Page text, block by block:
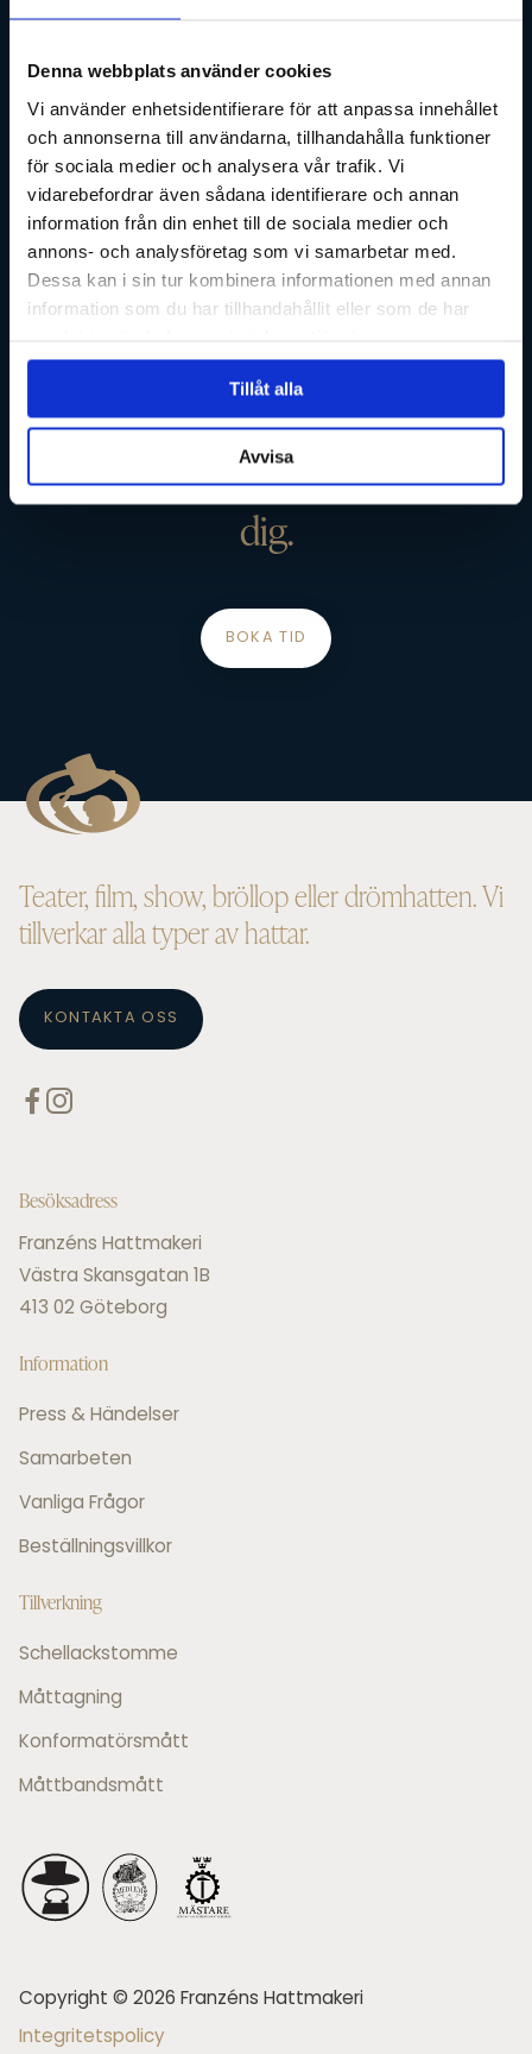
Denna webbplats använder cookies
Vi använder enhetsidentifierare för att anpassa innehållet
och annonserna till användarna, tillhandahålla funktioner
för sociala medier och analysera vår trafik. Vi
vidarebefordrar även sådana identifierare och annan
information från din enhet till de sociala medier och
annons- och analysföretag som vi samarbetar med.
Dessa kan i sin tur kombinera informationen med annan
information som du har tillhandahållit eller som de har
Tillåt alla
Avvisa
För att skapa den finaste hatt du
någonsin kommer att äga, tar vi
oss tid. Tid att lära känna dig, för
att kunna vägleda dig. Din hatt
kommer vara fulländad för just
dig.
BOKA TID
Teater, film, show, bröllop eller drömhatten. Vi
tillverkar alla typer av hattar.
KONTAKTA OSS
Besöksadress
Franzéns Hattmakeri
Västra Skansgatan 1B
413 02 Göteborg
Information
Press & Händelser
Samarbeten
Vanliga Frågor
Beställningsvillkor
Tillverkning
Schellackstomme
Måttagning
Konformatörsmått
Måttbandsmått
Copyright © 2026 Franzéns Hattmakeri
Integritetspolicy